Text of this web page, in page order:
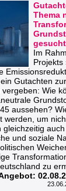
Thema
gesucht
Im
Projekts
Gutachten
Wie
aussehen?
werden, um
gleichzeitig
und soziale
zu